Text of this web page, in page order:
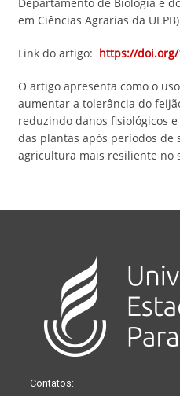
em Ciências Agrarias da UEPB)
Link do artigo: https://doi.org/
O artigo apresenta como o
aumentar a tolerância do
reduzindo danos fisiológicos
das plantas após períodos de
agricultura mais resiliente no
Contatos: